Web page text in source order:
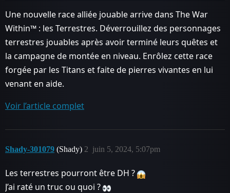
Une nouvelle race alliée jouable arrive dans The War
Within™ : les Terrestres. Déverrouillez des personnages
terrestres jouables après avoir terminé leurs quêtes et
la campagne de montée en niveau. Enrôlez cette race
forgée par les Titans et faite de pierres vivantes en lui
venant en aide.
Voir l’article complet
Shady-301079 (Shady) juin 5, 2024, 5:07pm
2
Les terrestres pourront être DH ?
J’ai raté un truc ou quoi ?